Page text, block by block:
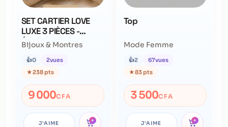
SET CARTIER LOVE
LUXE 3 PIÈCES -
Édition Beige Doré ✨
Bijoux & Montres
👍0 2vues
★238 pts
9 000CFA
J'AIME +
Top
Mode Femme
👍2 67vues
★83 pts
3 500CFA
J'AIME +